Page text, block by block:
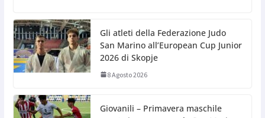
Gli atleti della Federazione Judo
San Marino all’European Cup Junior
2026 di Skopje
8 Agosto 2026
Giovanili – Primavera maschile